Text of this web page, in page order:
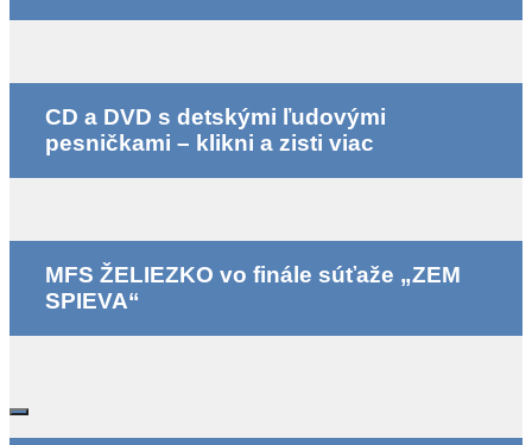
CD a DVD s detskými ľudovými
pesničkami – klikni a zisti viac
MFS ŽELIEZKO vo finále súťaže „ZEM
SPIEVA“